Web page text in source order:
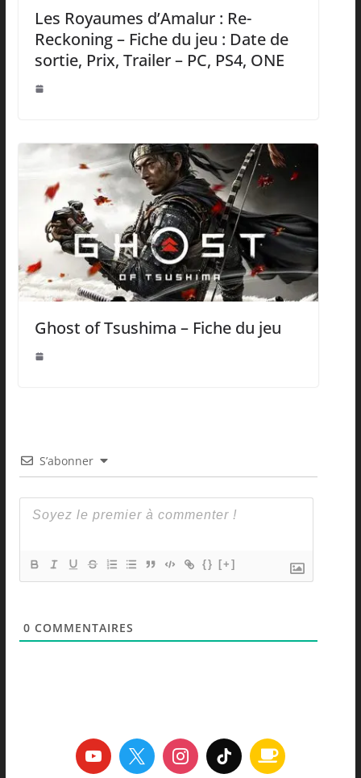
Les Royaumes d’Amalur : Re-
Reckoning – Fiche du jeu : Date de
sortie, Prix, Trailer – PC, PS4, ONE
Ghost of Tsushima – Fiche du jeu
S’abonner
{} [+]
0 COMMENTAIRES